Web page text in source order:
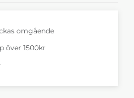
omgående
över 1500kr